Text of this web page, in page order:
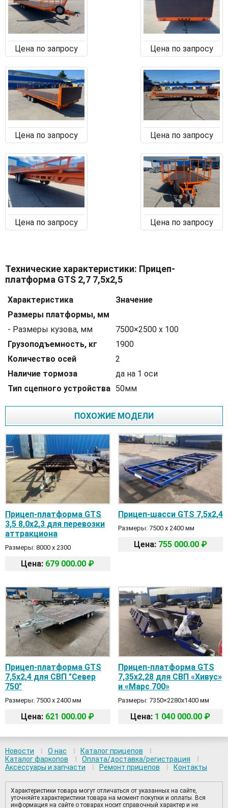
Цена по запросу Цена по запросу
Цена по запросу Цена по запросу
Цена по запросу Цена по запросу
Технические характеристики: Прицеп-
платформа GTS 2,7 7,5х2,5
Характеристика
Значение
Размеры платформы, мм
- Размеры кузова, мм
7500×2500 х 100
Грузоподъемность, кг
1900
Количество осей
2
Наличие тормоза
да на 1 оси
Тип сцепного устройства 50мм
ПОХОЖИЕ МОДЕЛИ
Прицеп-платформа GTS
3,5 8,0х2,3 для перевозки
аттракциона
Размеры: 8000 х 2300
Цена: 679 000.00 ₽
Прицеп-шасси GTS 7,5х2,4
Размеры: 7500 х 2400 мм
Цена: 755 000.00 ₽
Прицеп-платформа GTS
7,5х2,4 для СВП "Север
750"
Размеры: 7500 х 2400 мм
Цена: 621 000.00 ₽
Прицеп-платформа GTS
7,35х2,28 для СВП «Хивус»
и «Марс 700»
Размеры: 7350×2280х1400 мм
Цена: 1 040 000.00 ₽
Новости О нас
Каталог прицепов
Каталог фаркопов
Оплата/доставка/регистрация
Аксессуары и запчасти
Ремонт прицепов Контакты
Характеристики товара могут отличаться от указанных на сайте,
уточняйте характеристики товара на момент покупки и оплаты. Вся
информация на сайте о товарах носит справочный характер и не